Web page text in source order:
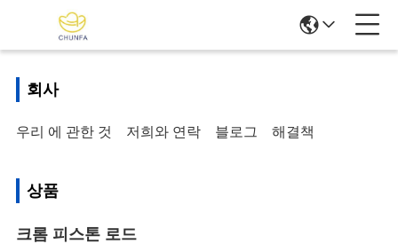
회사
우리 에 관한 것 저희와 연락 블로그 해결책
상품
크롬 피스톤 로드